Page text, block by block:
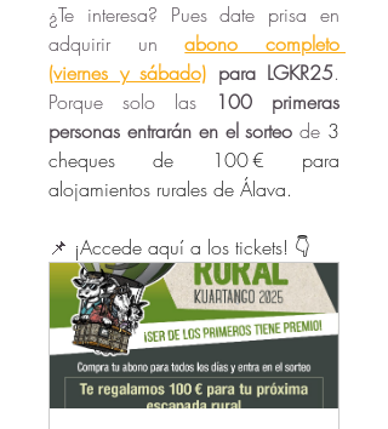
¿Te interesa? Pues date prisa en
adquirir un abono completo
(viernes y sábado) para LGKR25.
Porque solo las
100 primeras
personas entrarán en el sorteo de 3
cheques de 100 € para
alojamientos rurales de Álava.
📌 ¡Accede aquí a los tickets! 👇